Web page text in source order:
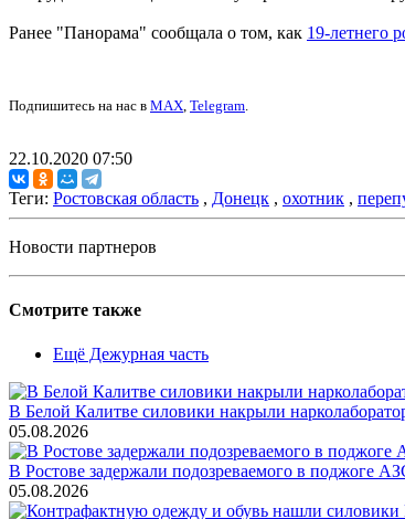
Ранее "Панорама" сообщала о том, как 19-летнего
Подпишитесь на нас в MAX, Telegram.
22.10.2020 07:50
Теги: Ростовская область , Донецк , охотник ,
Новости партнеров
Смотрите также
Ещё Дежурная часть
В Белой Калитве силовики накрыли
05.08.2026
В Ростове задержали подозреваемого в поджоге
05.08.2026